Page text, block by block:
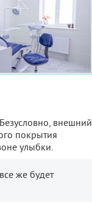
внешний
покрытия
улыбки.
же будет